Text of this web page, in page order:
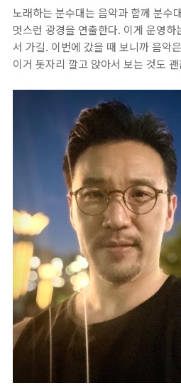
노래하는 분수대는 음악과 함께 분수
멋스런 광경을 연출한다. 이게 운영
서 가길. 이번에 갔을 때 보니까 음악
이거 돗자리 깔고 앉아서 보는 것도